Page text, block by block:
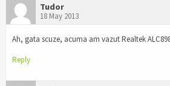
Tudor
18 May 2013
Ah, gata scuze, acuma am vazut Realtek
Reply